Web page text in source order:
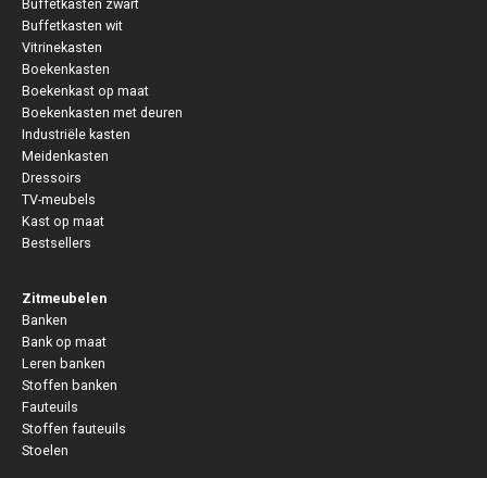
Buffetkasten zwart
Buffetkasten wit
Vitrinekasten
Boekenkasten
Boekenkast op maat
Boekenkasten met deuren
Industriële kasten
Meidenkasten
Dressoirs
TV-meubels
Kast op maat
Bestsellers
Zitmeubelen
Banken
Bank op maat
Leren banken
Stoffen banken
Fauteuils
Stoffen fauteuils
Stoelen